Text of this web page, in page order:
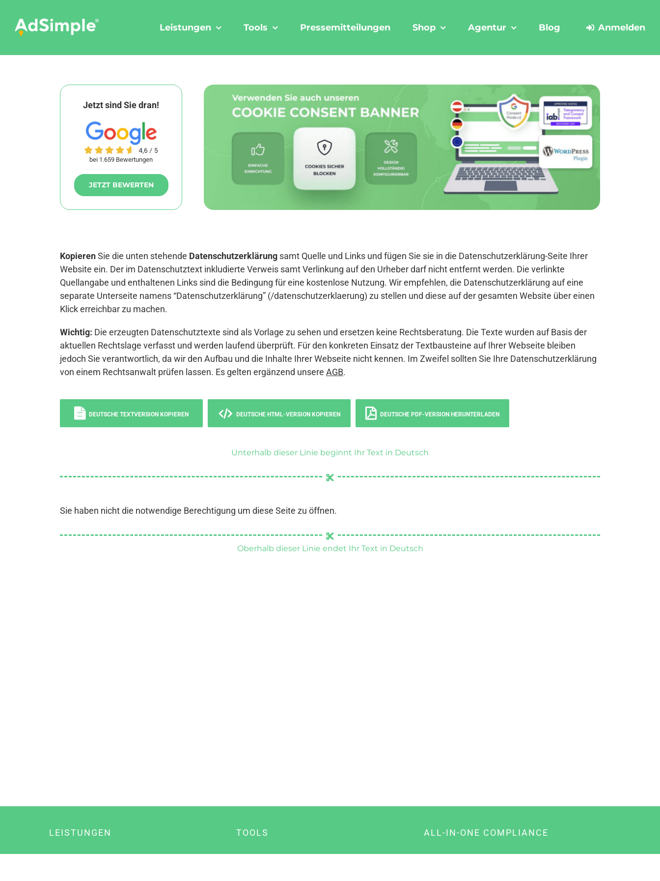
content
Leistungen Tools Pressemitteilungen Shop Agentur Blog Anmelden
Jetzt sind Sie dran!
bei 1.659 Bewertungen
JETZT BEWERTEN
KopierenSie die unten stehende Datenschutzerklärung samt Quelle und Links und fügen Sie sie in die Datenschutzerklärung-Seite Ihrer
Website ein. Der im Datenschutztext inkludierte Verweis samt Verlinkung auf den Urheber darf nicht entfernt werden. Die verlinkte
Quellangabe und enthaltenen Links sind die Bedingung für eine kostenlose Nutzung. Wir empfehlen, die Datenschutzerklärung auf eine
separate Unterseite namens “Datenschutzerklärung” (/datenschutzerklaerung) zu stellen und diese auf der gesamten Website über einen
Klick erreichbar zu machen.
Wichtig: Die erzeugten Datenschutztexte sind als Vorlage zu sehen und ersetzen keine Rechtsberatung. Die Texte wurden auf Basis der
aktuellen Rechtslage verfasst und werden laufend überprüft. Für den konkreten Einsatz der Textbausteine auf Ihrer Webseite bleiben
jedoch Sie verantwortlich, da wir den Aufbau und die Inhalte Ihrer Webseite nicht kennen. Im Zweifel sollten Sie Ihre Datenschutzerklärung
von einem Rechtsanwalt prüfen lassen. Es gelten ergänzend unsere AGB.
DEUTSCHE TEXTVERSION KOPIEREN DEUTSCHE HTML-VERSION KOPIEREN DEUTSCHE PDF-VERSION HERUNTERLADEN
Unterhalb dieser Linie beginnt Ihr Text in Deutsch
Sie haben nicht die notwendige Berechtigung um diese Seite zu öffnen.
Oberhalb dieser Linie endet Ihr Text in Deutsch
LEISTUNGEN TOOLS ALL-IN-ONE COMPLIANCE